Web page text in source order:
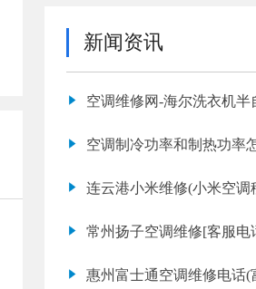
新闻资讯
空调维修网-海尔洗衣机半
空调制冷功率和制热功率
连云港小米维修(小米空调
常州扬子空调维修[客服电
惠州富士通空调维修电话(